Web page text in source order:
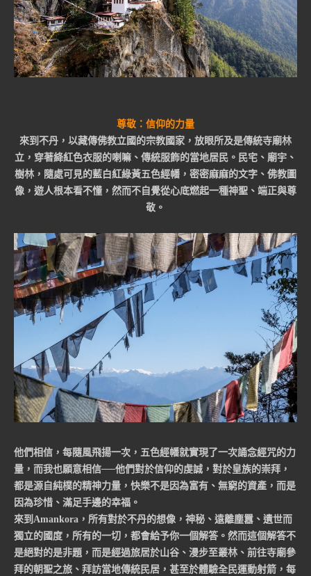
尊敬：信仰的力量
來到不丹，以藏傳佛教立國的宗教國家，放眼所及是傳統寺廟林
立，穿著絳紅色衣服的喇嘛、傳統服飾的當地居民。民宅、廟宇、
樹林，隨處可見的藍白紅綠黃五色經幡，密密麻麻的文字、佛教圖
像，遊人根本看不懂，然而不自覺從心底燃起一種神聖、端正與尊
敬。
他們相信，每隨風飛揚一次，五色經幡就實現了一次誦念經咒的力
量，而我也願意相信──他們對於信仰的虔誠，對於皇族的崇拜，
都是源自純樸的精神力量，快樂不是因為富有、無窮的資產，而是
因為珍惜、滿足手邊的幸福。
來到Amankora，所有對於不丹的想像，神秘、遠離塵囂、遺世而
獨立的國度，所有的一切，都會給予你一個解答。然而這個解答不
是絕對的是非題，而是經過旅居於山谷、漫步至叢林、前往寺廟參
拜的朝聖之旅、拜訪當地傳統民居，甚至於體驗全民運動射箭，每